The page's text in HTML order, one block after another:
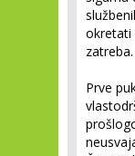
okretati
zatreba.
Prve